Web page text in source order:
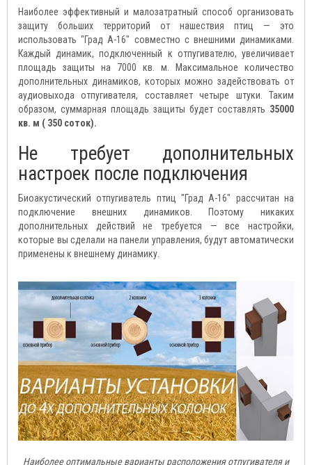
Наиболее эффективный и малозатратный способ организовать
защиту больших территорий от нашествия птиц — это
использовать "Град А-16" совместно с внешними динамиками.
Каждый динамик, подключенный к отпугивателю, увеличивает
площадь защиты на 7000 кв. м. Максимальное количество
дополнительных динамиков, которых можно задействовать от
аудиовыхода отпугивателя, составляет четыре штуки. Таким
образом, суммарная площадь защиты будет составлять 35000
кв. м ( 350 соток).
Не требует дополнительных
настроек после подключения
Биоакустический отпугиватель птиц "Град А-16" рассчитан на
подключение внешних динамиков. Поэтому никаких
дополнительных действий не требуется — все настройки,
которые вы сделали на панели управления, будут автоматически
применены к внешнему динамику.
Наиболее оптимальные варианты расположения отпугивателя и